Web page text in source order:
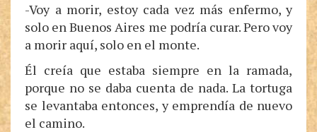
-Voy a morir, estoy cada vez más enfermo, y
solo en Buenos Aires me podría curar. Pero voy
a morir aquí, solo en el monte.
Él creía que estaba siempre en la ramada,
porque no se daba cuenta de nada. La tortuga
se levantaba entonces, y emprendía de nuevo
el camino.